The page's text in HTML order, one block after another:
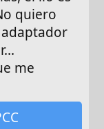
quiero
me